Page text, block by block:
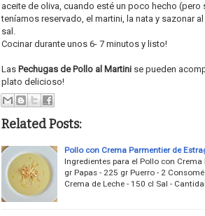
aceite de oliva, cuando esté un poco hecho
teníamos reservado, el martini, la nata y sazonar
sal.
Cocinar durante unos 6- 7 minutos y listo!
Las Pechugas de Pollo al Martini se pueden
plato delicioso!
Related Posts:
Pollo con Crema Parmentier de
Ingredientes para el Pollo con
gr Papas - 225 gr Puerro - 2
Crema de Leche - 150 cl Sal -